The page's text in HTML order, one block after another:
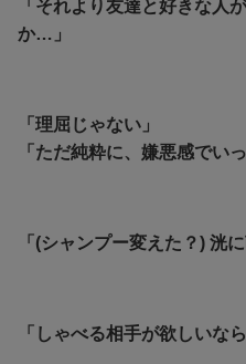
「それより友達と好きな人
か…」
「理屈じゃない」
「ただ純粋に、嫌悪感でい
「(シャンプー変えた？) 洸
「しゃべる相手が欲しいな